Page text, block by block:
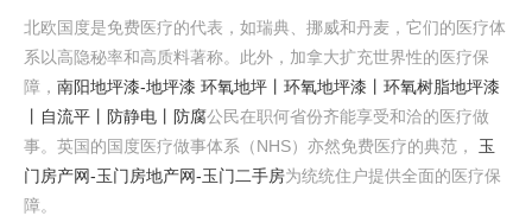
北欧国度是免费医疗的代表，如瑞典、挪威和丹麦，它们的医疗体
系以高隐秘率和高质料著称。此外，加拿大扩充世界性的医疗保
障， 南阳地坪漆-地坪漆 环氧地坪丨环氧地坪漆丨环氧树脂地坪漆
丨自流平丨防静电丨防腐公民在职何省份齐能享受和洽的医疗做
事。英国的国度医疗做事体系（NHS）亦然免费医疗的典范， 玉
门房产网-玉门房地产网-玉门二手房为统统住户提供全面的医疗保
障。